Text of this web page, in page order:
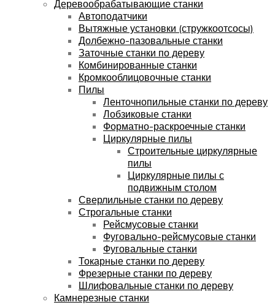
Деревообрабатывающие станки
Автоподатчики
Вытяжные установки (стружкоотсосы)
Долбежно-пазовальные станки
Заточные станки по дереву
Комбинированные станки
Кромкооблицовочные станки
Пилы
Ленточнопильные станки по дереву
Лобзиковые станки
Форматно-раскроечные станки
Циркулярные пилы
Строительные циркулярные
пилы
Циркулярные пилы с
подвижным столом
Сверлильные станки по дереву
Строгальные станки
Рейсмусовые станки
Фуговально-рейсмусовые станки
Фуговальные станки
Токарные станки по дереву
Фрезерные станки по дереву
Шлифовальные станки по дереву
Камнерезные станки